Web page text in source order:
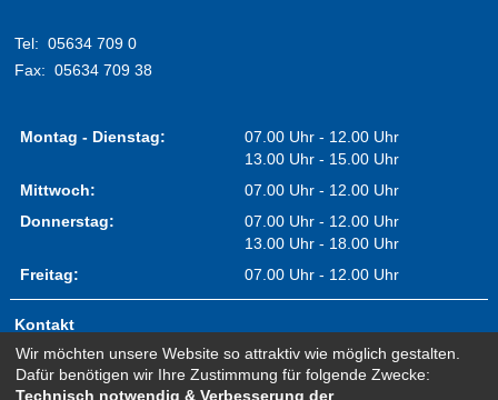
Tel: 05634 709 0
Fax: 05634 709 38
Montag - Dienstag:
07.00 Uhr - 12.00 Uhr
13.00 Uhr - 15.00 Uhr
Mittwoch:
07.00 Uhr - 12.00 Uhr
Donnerstag:
07.00 Uhr - 12.00 Uhr
13.00 Uhr - 18.00 Uhr
Freitag:
07.00 Uhr - 12.00 Uhr
Kontakt
Impressum
Erklärung zur Barrierefreiheit
Wir möchten unsere Website so attraktiv wie möglich gestalten.
Dafür benötigen wir Ihre Zustimmung für folgende Zwecke:
Technisch notwendig & Verbesserung der